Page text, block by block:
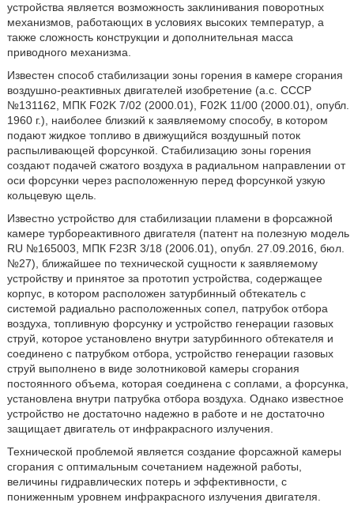
устройства является возможность заклинивания поворотных
механизмов, работающих в условиях высоких температур, а
также сложность конструкции и дополнительная масса
приводного механизма.
Известен способ стабилизации зоны горения в камере сгорания
воздушно-реактивных двигателей изобретение (а.с. СССР
№131162, МПК F02K 7/02 (2000.01), F02K 11/00 (2000.01), опубл.
1960 г.), наиболее близкий к заявляемому способу, в котором
подают жидкое топливо в движущийся воздушный поток
распыливающей форсункой. Стабилизацию зоны горения
создают подачей сжатого воздуха в радиальном направлении от
оси форсунки через расположенную перед форсункой узкую
кольцевую щель.
Известно устройство для стабилизации пламени в форсажной
камере турбореактивного двигателя (патент на полезную модель
RU №165003, МПК F23R 3/18 (2006.01), опубл. 27.09.2016, бюл.
№27), ближайшее по технической сущности к заявляемому
устройству и принятое за прототип устройства, содержащее
корпус, в котором расположен затурбинный обтекатель с
системой радиально расположенных сопел, патрубок отбора
воздуха, топливную форсунку и устройство генерации газовых
струй, которое установлено внутри затурбинного обтекателя и
соединено с патрубком отбора, устройство генерации газовых
струй выполнено в виде золотниковой камеры сгорания
постоянного объема, которая соединена с соплами, а форсунка,
установлена внутри патрубка отбора воздуха. Однако известное
устройство не достаточно надежно в работе и не достаточно
защищает двигатель от инфракрасного излучения.
Технической проблемой является создание форсажной камеры
сгорания с оптимальным сочетанием надежной работы,
величины гидравлических потерь и эффективности, с
пониженным уровнем инфракрасного излучения двигателя.